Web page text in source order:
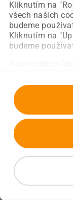
Kliknutím na
všech našich
budeme
Kliknutím na
budeme